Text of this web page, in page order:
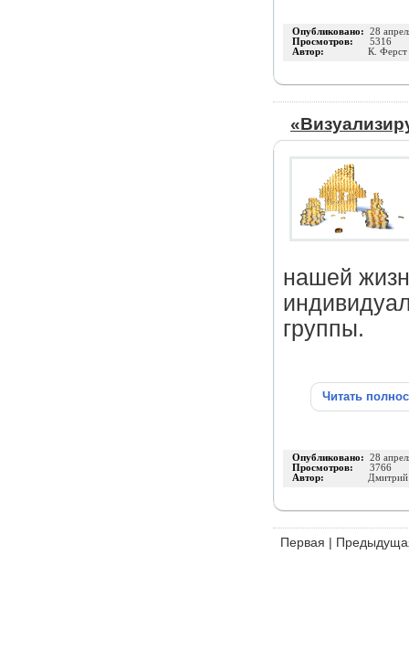
Опубликовано: 28
Просмотров: 5316
Автор: К. Ферст
нашей
группы.
Читать
Опубликовано: 28
Просмотров: 3766
Автор: Дмитрий
Первая |